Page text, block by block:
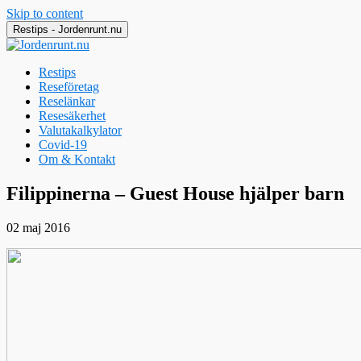
Skip to content
Restips - Jordenrunt.nu
Restips
Reseföretag
Reselänkar
Resesäkerhet
Valutakalkylator
Covid-19
Om & Kontakt
Jordenrunt.nu
Tusen Restips från hela världen
Filippinerna – Guest House hjälper barn
02 maj 2016